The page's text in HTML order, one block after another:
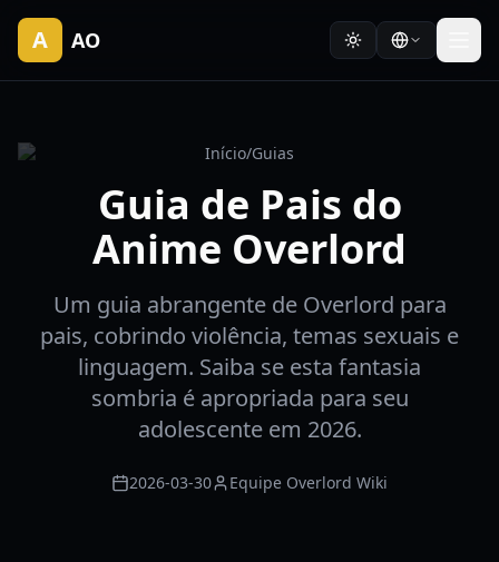
A AO
Início/Guias
Guia de Pais do
Anime Overlord
Um guia abrangente de Overlord para
pais, cobrindo violência, temas sexuais e
linguagem. Saiba se esta fantasia
sombria é apropriada para seu
adolescente em 2026.
2026-03-30 Equipe Overlord Wiki